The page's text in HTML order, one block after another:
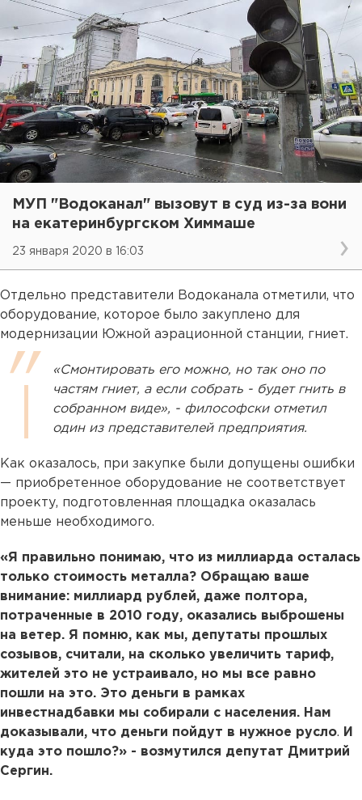
МУП "Водоканал" вызовут в суд из-за вони
на екатеринбургском Химмаше
23 января 2020 в 16:03
Отдельно представители Водоканала отметили, что
оборудование, которое было закуплено для
модернизации Южной аэрационной станции, гниет.
«Смонтировать его можно, но так оно по
частям гниет, а если собрать - будет гнить в
собранном виде», - философски отметил
один из представителей предприятия.
Как оказалось, при закупке были допущены ошибки
— приобретенное оборудование не соответствует
проекту, подготовленная площадка оказалась
меньше необходимого.
«Я правильно понимаю, что из миллиарда осталась
только стоимость металла? Обращаю ваше
внимание: миллиард рублей, даже полтора,
потраченные в 2010 году, оказались выброшены
на ветер. Я помню, как мы, депутаты прошлых
созывов, считали, на сколько увеличить тариф,
жителей это не устраивало, но мы все равно
пошли на это. Это деньги в рамках
инвестнадбавки мы собирали с населения. Нам
доказывали, что деньги пойдут в нужное русло. И
куда это пошло?» - возмутился депутат Дмитрий
Сергин.